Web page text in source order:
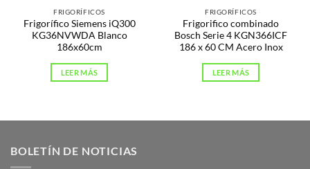
FRIGORÍFICOS
Frigorífico Siemens iQ300
KG36NVWDA Blanco
186x60cm
LEER MÁS
FRIGORÍFICOS
Frigorifico combinado
Bosch Serie 4 KGN366ICF
186 x 60 CM Acero Inox
LEER MÁS
BOLETÍN DE NOTICIAS